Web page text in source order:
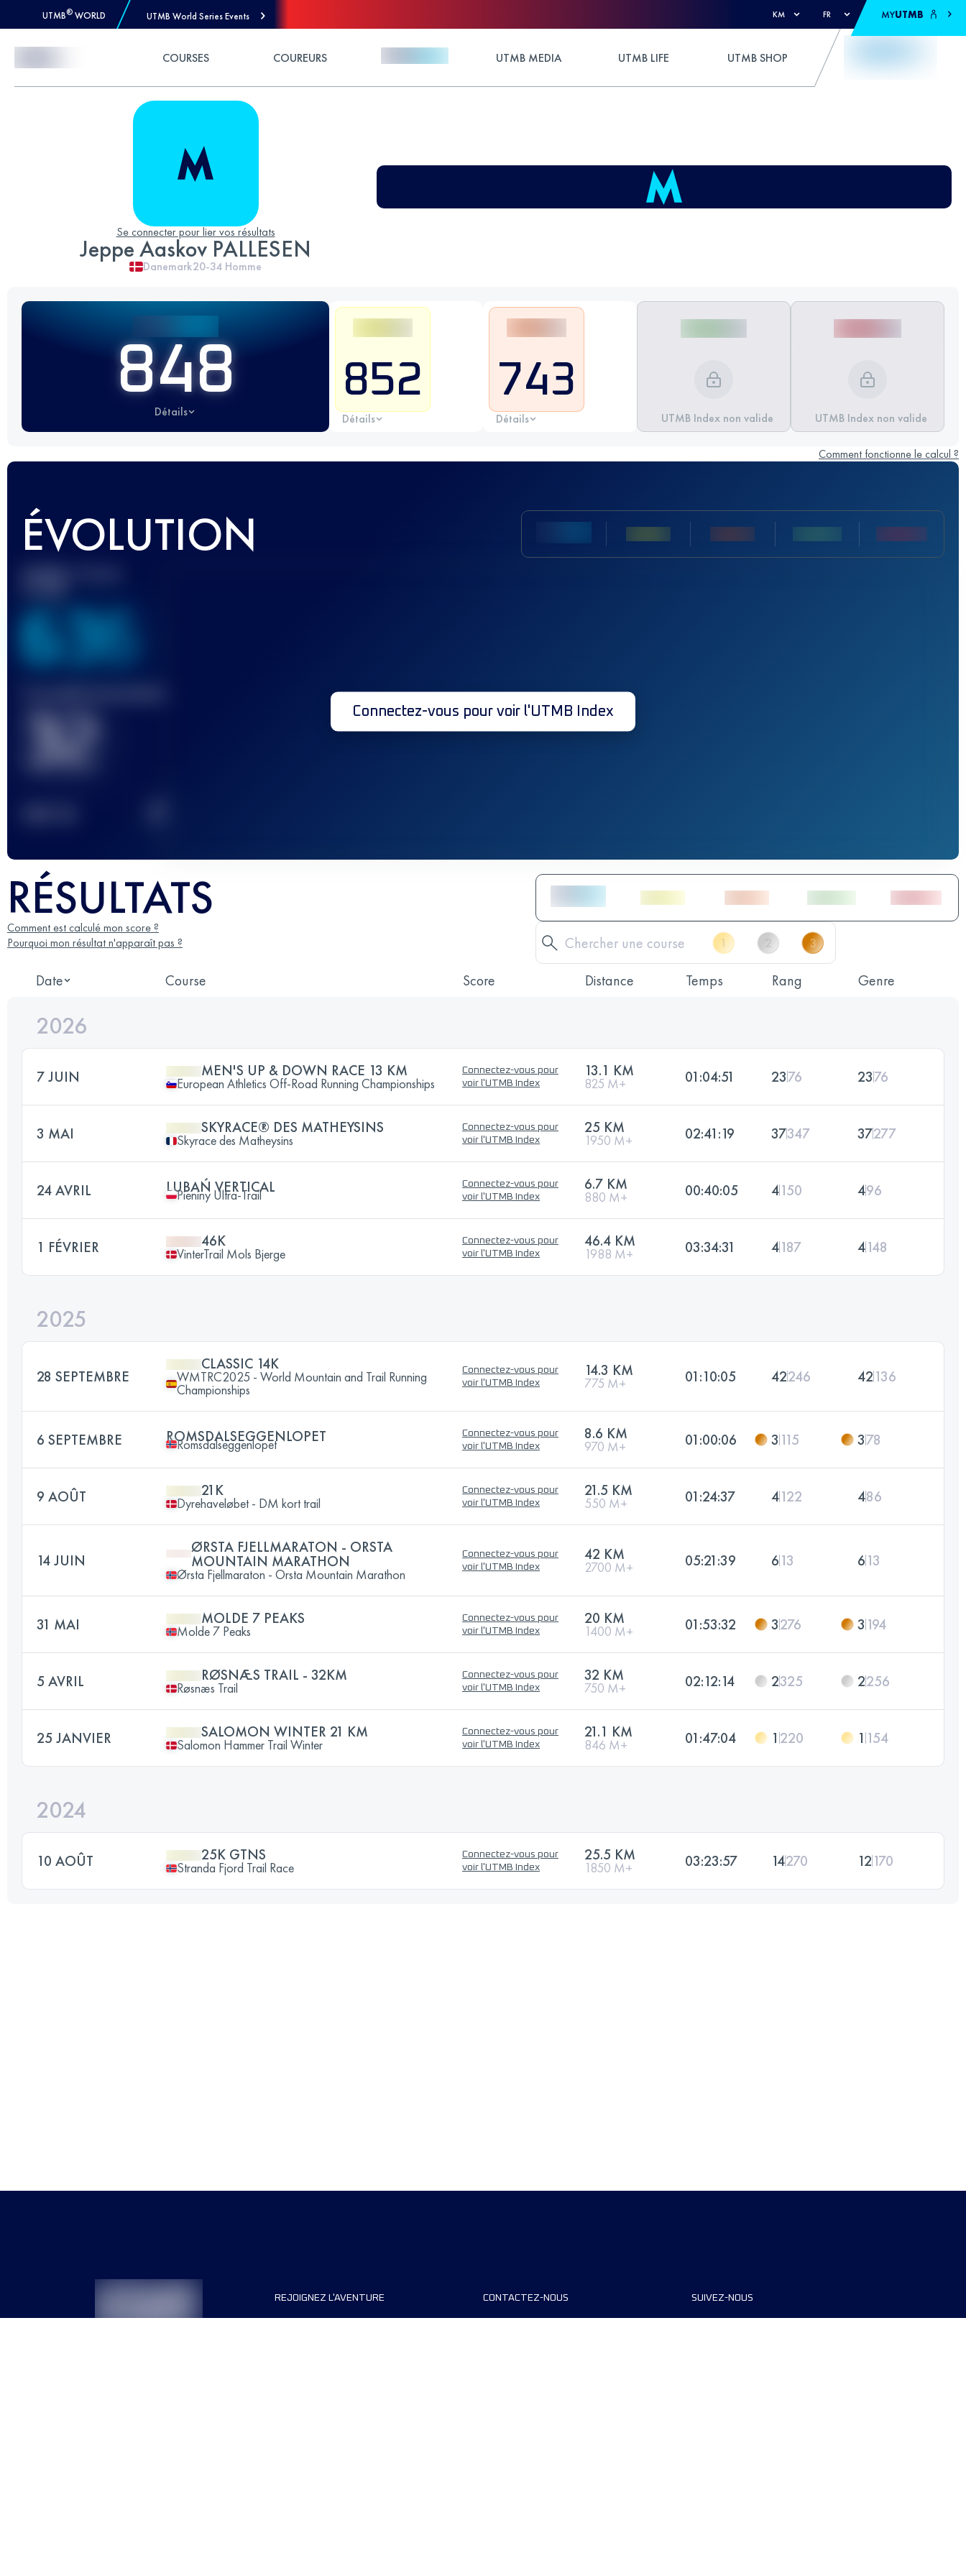
UTMB® WORLD UTMB World Series Events KM FR MYUTMB
COURSES COUREURS UTMB MEDIA UTMB LIFE UTMB SHOP
Se connecter pour lier vos résultats
Jeppe Aaskov PALLESEN
Danemark20-34 Homme
848
Détails
852
Détails
743
Détails UTMB Index non valide UTMB Index non valide
Comment fonctionne le calcul ?
ÉVOLUTION
Meilleur Score
636
32 Connectez-vous pour voir l'UTMB Index
RÉSULTATS
Comment est calculé mon score ?
Pourquoi mon résultat n'apparaît pas ?
Date Course Score Distance Temps Rang Genre
2026
7 JUIN MEN'S UP & DOWN RACE 13 KM
European Athletics Off-Road Running Championships
Connectez-vous pour
voir l'UTMB Index
13.1 KM
825 M+ 01:04:51 2376 2376
3 MAI SKYRACE® DES MATHEYSINS
Skyrace des Matheysins
Connectez-vous pour
voir l'UTMB Index
25 KM
1950 M+ 02:41:19 37347 37277
24 AVRIL LUBAŃ VERTICAL
Pieniny Ultra-Trail
Connectez-vous pour
voir l'UTMB Index
6.7 KM
880 M+ 00:40:05 4150 496
1 FÉVRIER 46K
VinterTrail Mols Bjerge
Connectez-vous pour
voir l'UTMB Index
46.4 KM
1988 M+ 03:34:31 4187 4148
2025
28 SEPTEMBRE
CLASSIC 14K
WMTRC2025 - World Mountain and Trail Running
Championships
Connectez-vous pour
voir l'UTMB Index
14.3 KM
775 M+ 01:10:05 42246 42136
6 SEPTEMBRE ROMSDALSEGGENLOPET
Romsdalseggenlopet
Connectez-vous pour
voir l'UTMB Index
8.6 KM
970 M+ 01:00:06 3 115 378
9 AOÛT 21K
Dyrehaveløbet - DM kort trail
Connectez-vous pour
voir l'UTMB Index
21.5 KM
550 M+ 01:24:37 4122 486
14 JUIN
ØRSTA FJELLMARATON - ORSTA
MOUNTAIN MARATHON
Ørsta Fjellmaraton - Orsta Mountain Marathon
Connectez-vous pour
voir l'UTMB Index
42 KM
2700 M+ 05:21:39 613 613
31 MAI MOLDE 7 PEAKS
Molde 7 Peaks
Connectez-vous pour
voir l'UTMB Index
20 KM
1400 M+ 01:53:32 3276 3 194
5 AVRIL RØSNÆS TRAIL - 32KM
Røsnæs Trail
Connectez-vous pour
voir l'UTMB Index
32 KM
750 M+ 02:12:14 2325 2256
25 JANVIER SALOMON WINTER 21 KM
Salomon Hammer Trail Winter
Connectez-vous pour
voir l'UTMB Index
21.1 KM
846 M+ 01:47:04 1 220 1 154
2024
10 AOÛT 25K GTNS
Stranda Fjord Trail Race
Connectez-vous pour
voir l'UTMB Index
25.5 KM
1850 M+ 03:23:57 14270 12170
REJOIGNEZ L'AVENTURE CONTACTEZ-NOUS SUIVEZ-NOUS